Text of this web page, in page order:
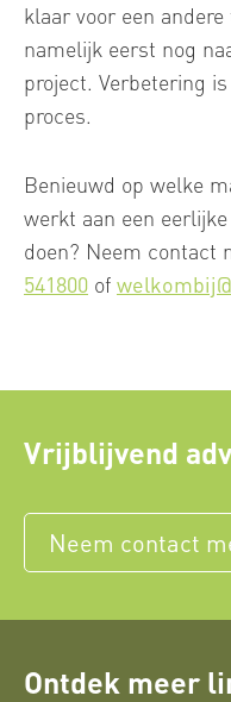
klaar voor een
namelijk eerst nog
project. Verbetering
proces.
Benieuwd op welke
werkt aan een
doen? Neem contact
541800 of
Vrijblijvend
Neem contact
Ontdek meer